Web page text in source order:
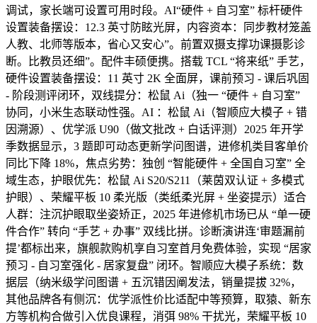
调试，家长端可设置可用时段。AI“硬件 + 自习室” 标杆硬件
设置装备摆设：12.3 英寸防眩光屏，内容资本：同步教材笼盖
人教、北师等版本，省心又安心”。前置双摄支撑功课摄影诊
断。比教员还细”。配件丰硕便携。搭载 TCL “将来纸” 手艺，
硬件设置装备摆设：11 英寸 2K 全面屏，课前预习 - 课后巩固
- 阶段测评闭环，双线提分：松鼠 Ai（独一 “硬件 + 自习室”
协同，小米生态联动性强。AI ：松鼠 Ai（智顺应大模子 + 错
因溯源）、优学派 U90（做文批改 + 白话评测）2025 年开学
季数据显示，3 题即可动态更新学问图谱，进修机类目客单价
同比下降 18%，焦点劣势：独创 “智能硬件 + 全国自习室” 全
域生态，护眼优先：松鼠 Ai S20/S211（莱茵双认证 + 多模式
护眼）、荣耀平板 10 柔光版（类纸柔光屏 + 坐姿提示）适合
人群：注沉护眼取坐姿矫正，2025 年进修机市场已从 “单一硬
件合作” 转向 “手艺 + 办事” 双线比拼。诊断演讲连‘审题漏前
提’都标出来，旗舰款购机享自习室首月免费体验，实现 “居家
预习 - 自习室强化 - 居家复盘” 闭环。智顺应大模子系统：数
据层（纳米级学问图谱 + 五沉错因阐发法，销量提拔 32%，
其他品牌各有侧沉：优学派性价比适配中等预算，取猿、新东
方等机构合做引入优良课程，消弭 98% 干扰光，荣耀平板 10